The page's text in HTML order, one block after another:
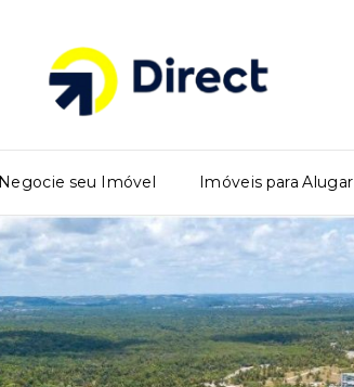
Negocie seu Imóvel Imóveis para Alugar